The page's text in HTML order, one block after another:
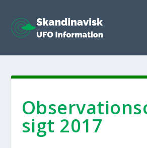
sigt 2017